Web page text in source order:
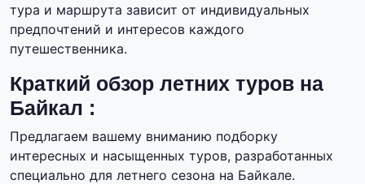
тура и маршрута зависит от индивидуальных
предпочтений и интересов каждого
путешественника.
Краткий обзор летних туров на
Байкал :
Предлагаем вашему вниманию подборку
интересных и насыщенных туров, разработанных
специально для летнего сезона на Байкале.